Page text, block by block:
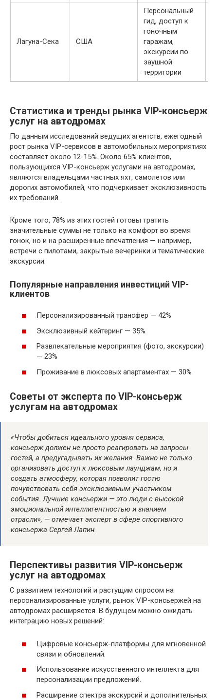
Лагуна-Сека США
Персональный
гид, доступ к
гоночным
гаражам,
экскурсии по
заушной
территории
Статистика и тренды рынка VIP-консьерж
услуг на автодромах
По данным исследований ведущих агентств, ежегодный
рост рынка VIP-сервисов в автомобильных мероприятиях
составляет около 12-15%. Около 65% клиентов,
пользующихся VIP-консьерж услугами на автодромах,
являются владельцами частных яхт, самолетов или
дорогих автомобилей, что подчеркивает эксклюзивность
их требований.
Кроме того, 78% из этих гостей готовы тратить
значительные суммы не только на комфорт во время
гонок, но и на расширенные впечатления — например,
встречи с пилотами, закрытые вечеринки и тематические
экскурсии.
Популярные направления инвестиций VIP-
клиентов
Персонализированный трансфер — 42%
Эксклюзивный кейтеринг — 35%
Развлекательные мероприятия (фото, экскурсии)
— 23%
Проживание в люксовых апартаментах — 30%
Советы от эксперта по VIP-консьерж
услугам на автодромах
«Чтобы добиться идеального уровня сервиса,
консьерж должен не просто реагировать на запросы
гостей, а предугадывать их желания. Важно не только
организовать доступ к люксовым лаунджам, но и
создать атмосферу, которая позволит гостю
почувствовать себя эксклюзивным участником
события. Лучшие консьержи — это люди с высокой
эмоциональной интеллигентностью и знанием
отрасли», — отмечает эксперт в сфере спортивного
консьержа Сергей Лапин.
Перспективы развития VIP-консьерж
услуг на автодромах
С развитием технологий и растущим спросом на
персонализированные услуги, рынок VIP-консьержей на
автодромах расширяется. В будущем можно ожидать
интеграцию новых решений:
Цифровые консьерж-платформы для мгновенной
связи и обновлений.
Использование искусственного интеллекта для
персонализации предложений.
Расширение спектра экскурсий и дополнительных